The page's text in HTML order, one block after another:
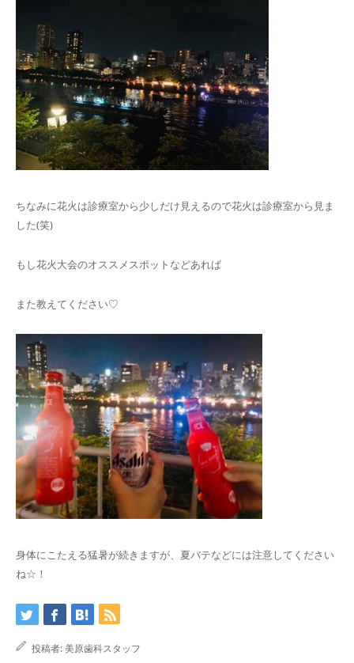
ちなみに花火は診療室から少しだけ見えるので花火は診療室から見ま
した(笑)
もし花火大会のオススメスポットなどあれば
また教えてください♡
身体にこたえる猛暑が続きますが、夏バテなどには注意してください
ね☆！
投稿者:美原歯科スタッフ